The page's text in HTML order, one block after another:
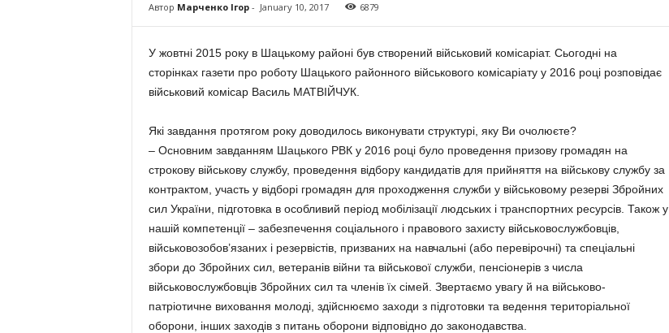
Автор Марченко Ігор- January 10, 2017 6879
У жовтні 2015 року в Шацькому районі був створений військовий комісаріат. Сьогодні на
сторінках газети про роботу Шацького районного військового комісаріату у 2016 році розповідає
військовий комісар Василь МАТВІЙЧУК.
Які завдання протягом року доводилось виконувати структурі, яку Ви очолюєте?
– Основним завданням Шацького РВК у 2016 році було проведення призову громадян на
строкову військову службу, проведення відбору кандидатів для прийняття на військову службу за
контрактом, участь у відборі громадян для проходження служби у військовому резерві Збройних
сил України, підготовка в особливий період мобілізації людських і транспортних ресурсів. Також у
нашій компетенції – забезпечення соціального і правового захисту військовослужбовців,
військовозобов’язаних і резервістів, призваних на навчальні (або перевірочні) та спеціальні
збори до Збройних сил, ветеранів війни та військової служби, пенсіонерів з числа
військовослужбовців Збройних сил та членів їх сімей. Звертаємо увагу й на військово-
патріотичне виховання молоді, здійснюємо заходи з підготовки та ведення територіальної
оборони, інших заходів з питань оборони відповідно до законодавства.